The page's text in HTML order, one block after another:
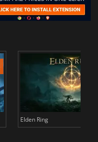
Elden Ring